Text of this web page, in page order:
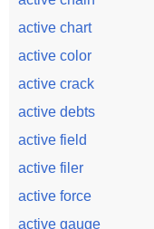
active chart
active color
active crack
active debts
active field
active filer
active force
active gauge